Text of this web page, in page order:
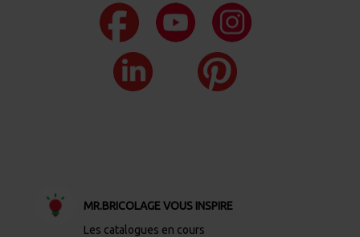
MR.BRICOLAGE VOUS INSPIRE
Les catalogues en cours